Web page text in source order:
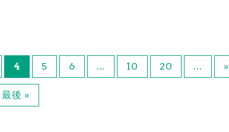
4 5 6 ... 10 20 ... »
最後 »